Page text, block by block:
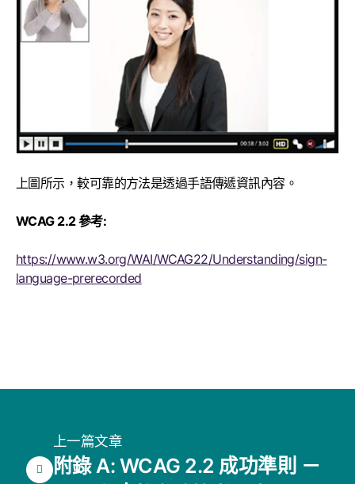
上圖所示，較可靠的方法是透過手語傳遞資訊內容。
WCAG 2.2 參考:
https://www.w3.org/WAI/WCAG22/Understanding/sign-
language-prerecorded
上一篇文章
附錄 A: WCAG 2.2 成功準則 －